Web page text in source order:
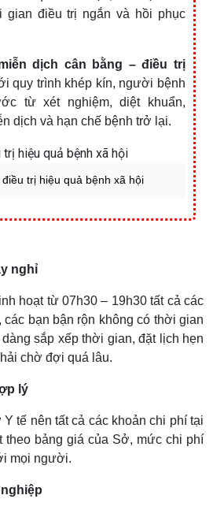
gian điều trị ngắn và hồi phục
dịch cân bằng – điều trị
quy trình khép kín, người bệnh
từ xét nghiệm, diệt khuẩn,
dịch và hạn chế bệnh trở lại.
trị hiệu quả bệnh xã hội
nghỉ
hoạt từ 07h30 – 19h30 tất cả các
các bạn bận rộn không có thời gian
sắp xếp thời gian, đặt lịch hẹn
chờ đợi quá lâu.
lý
tế nên tất cả các khoản chi phí tại
theo bảng giá của Sở, mức chi phí
mọi người.